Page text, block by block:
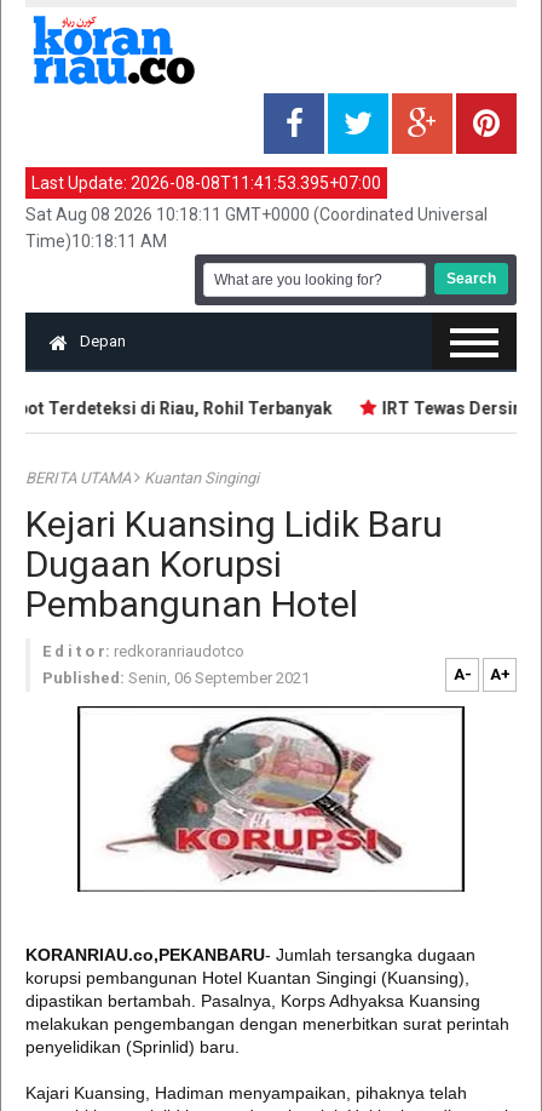
Last Update: 2026-08-08T11:41:53.395+07:00
Sat Aug 08 2026 10:18:11 GMT+0000 (Coordinated Universal
Time)10:18:11 AM
Depan
Terdeteksi di Riau, Rohil Terbanyak IRT Tewas
BERITA UTAMA Kuantan Singingi
Kejari Kuansing Lidik Baru
Dugaan Korupsi
Pembangunan Hotel
E d i t o r: redkoranriaudotco
Published: Senin, 06 September 2021 A- A+
KORANRIAU.co,PEKANBARU- Jumlah tersangka dugaan
korupsi pembangunan Hotel Kuantan Singingi (Kuansing),
dipastikan bertambah. Pasalnya, Korps Adhyaksa Kuansing
melakukan pengembangan dengan menerbitkan surat perintah
penyelidikan (Sprinlid) baru.
Kajari Kuansing, Hadiman menyampaikan, pihaknya telah